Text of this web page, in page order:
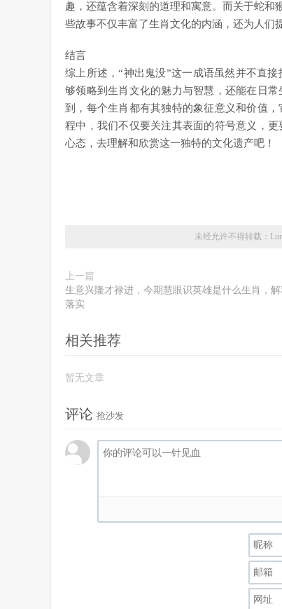
趣，还蕴含着深刻的道理和寓意。而关于蛇和
些故事不仅丰富了生肖文化的内涵，还为人们
结言
综上所述，“神出鬼没”这一成语虽然并不直
够领略到生肖文化的魅力与智慧，还能在日
到，每个生肖都有其独特的象征意义和价值
程中，我们不仅要关注其表面的符号意义，
心态，去理解和欣赏这一独特的文化遗产吧！
未经允许不得转载：
上一篇
生意兴隆才禄进，今期慧眼识英雄是什么生肖，
落实
相关推荐
暂无文章
评论 抢沙发